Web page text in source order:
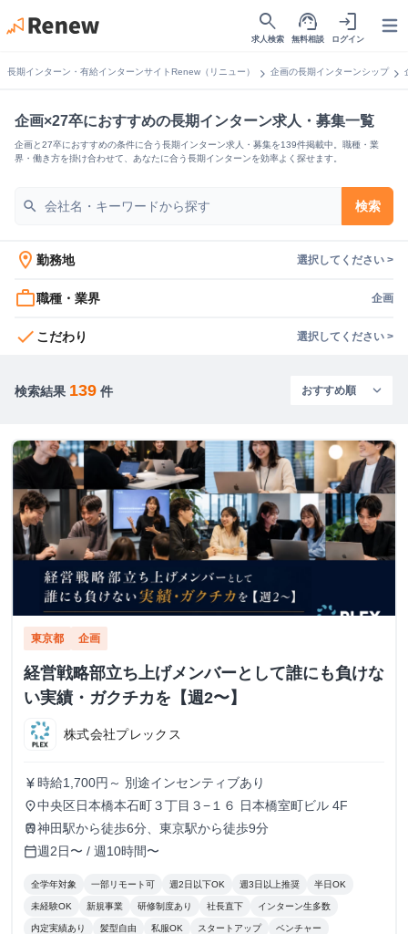
search
求人検索
support_agent
無料相談
login
ログイン
長期インターン・有給インターンサイトRenew（リニュー） chevron_right 企画の長期インターンシップchevron_right
企画×27卒におすすめの長期インターン求人・募集一覧
企画と27卒におすすめの条件に合う長期インターン求人・募集を139件掲載中。職種・業
界・働き方を掛け合わせて、あなたに合う長期インターンを効率よく探せます。
search 検索
location_on 勤務地 選択してください >
work_outline職種・業界 企画
check こだわり 選択してください >
検索結果 139 件
東京都 企画
経営戦略部立ち上げメンバーとして誰にも負けな
い実績・ガクチカを【週2〜】
株式会社プレックス
currency_yen 時給1,700円～ 別途インセンティブあり
place中央区日本橋本石町３丁目３−１６ 日本橋室町ビル 4F
train神田駅から徒歩6分、東京駅から徒歩9分
calendar_today週2日〜 / 週10時間〜
全学年対象 一部リモート可 週2日以下OK 週3日以上推奨 半日OK
未経験OK 新規事業 研修制度あり 社長直下 インターン生多数
内定実績あり 髪型自由 私服OK スタートアップ ベンチャー